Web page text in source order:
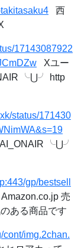
西
17143087922
Xユー
╰⋃╯ http
status/171430
╰⋃╯
gp/bestsell
Amazon.co.jp 売
ある商品です
cont/img.2chan.